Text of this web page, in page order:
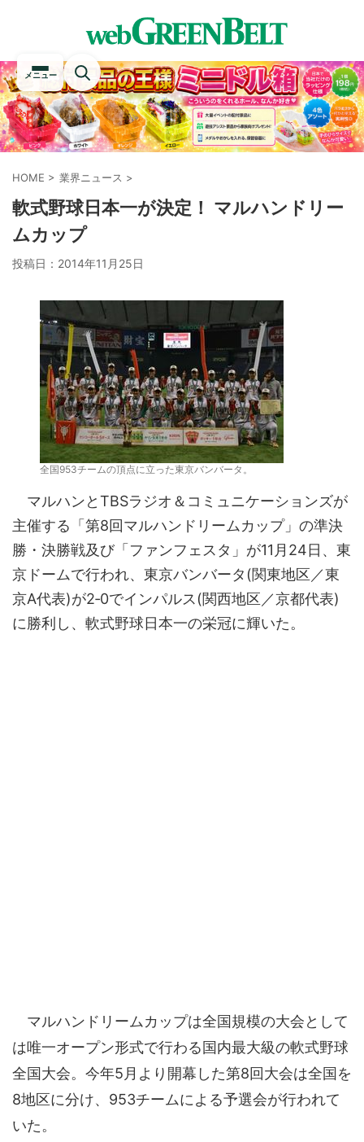
メニュー
HOME > 業界ニュース >
軟式野球日本一が決定！ マルハンドリー
ムカップ
投稿日： 2014年11月25日
全国953チームの頂点に立った東京バンバータ。
マルハンとTBSラジオ＆コミュニケーションズが
主催する「第8回マルハンドリームカップ」の準決
勝・決勝戦及び「ファンフェスタ」が11月24日、東
京ドームで行われ、東京バンバータ(関東地区／東
京A代表)が2‐0でインパルス(関西地区／京都代表)
に勝利し、軟式野球日本一の栄冠に輝いた。
マルハンドリームカップは全国規模の大会として
は唯一オープン形式で行わる国内最大級の軟式野球
全国大会。今年5月より開幕した第8回大会は全国を
8地区に分け、953チームによる予選会が行われて
いた。